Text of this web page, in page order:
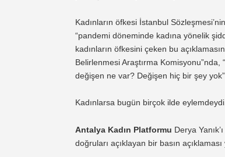
Kadınların öfkesi İstanbul
“pandemi döneminde kadına yönelik
kadınların öfkesini çeken bu
Belirlenmesi Araştırma
değişen ne var? Değişen hiç bir şey
Kadınlarsa bugün birçok ilde
Antalya Kadın Platformu Derya
doğruları açıklayan bir basın açıklaması